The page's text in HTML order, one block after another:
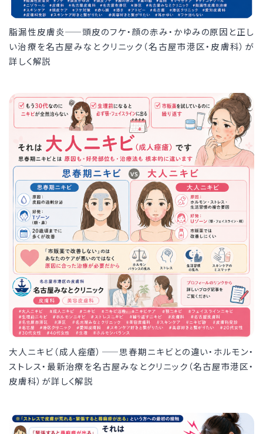
脂漏性皮膚炎——頭皮のフケ・顔の赤み・かゆみの原因と正し
い治療を名古屋みなとクリニック（名古屋市港区・皮膚科）が
詳しく解説
大人ニキビ（成人痤瘡）——思春期ニキビとの違い・ホルモン・
ストレス・最新治療を名古屋みなとクリニック（名古屋市港区・
皮膚科）が詳しく解説